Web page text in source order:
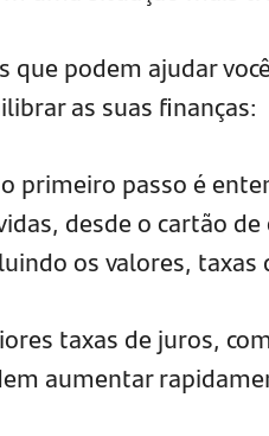
que podem ajudar
as suas finanças:
primeiro passo é
desde o cartão
os valores, taxas
taxas de juros,
aumentar